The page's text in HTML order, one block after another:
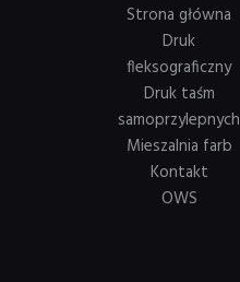
Strona główna
Druk
fleksograficzny
Druk taśm
samoprzylepnych
Mieszalnia farb
Kontakt
OWS